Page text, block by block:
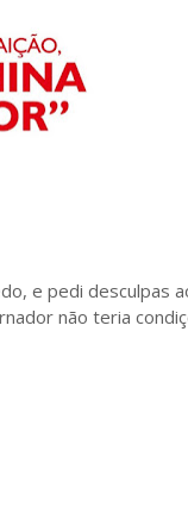
e pedi desculpas
não teria